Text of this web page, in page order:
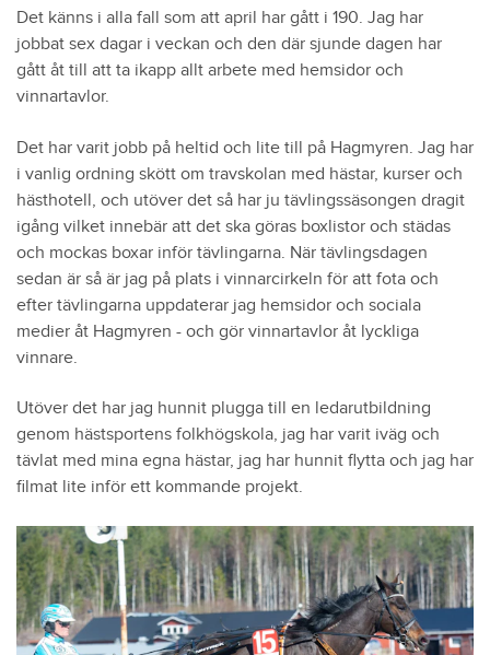
Det känns i alla fall som att april har gått i 190. Jag har
jobbat sex dagar i veckan och den där sjunde dagen har
gått åt till att ta ikapp allt arbete med hemsidor och
vinnartavlor.
Det har varit jobb på heltid och lite till på Hagmyren. Jag har
i vanlig ordning skött om travskolan med hästar, kurser och
hästhotell, och utöver det så har ju tävlingssäsongen dragit
igång vilket innebär att det ska göras boxlistor och städas
och mockas boxar inför tävlingarna. När tävlingsdagen
sedan är så är jag på plats i vinnarcirkeln för att fota och
efter tävlingarna uppdaterar jag hemsidor och sociala
medier åt Hagmyren - och gör vinnartavlor åt lyckliga
vinnare.
Utöver det har jag hunnit plugga till en ledarutbildning
genom hästsportens folkhögskola, jag har varit iväg och
tävlat med mina egna hästar, jag har hunnit flytta och jag har
filmat lite inför ett kommande projekt.